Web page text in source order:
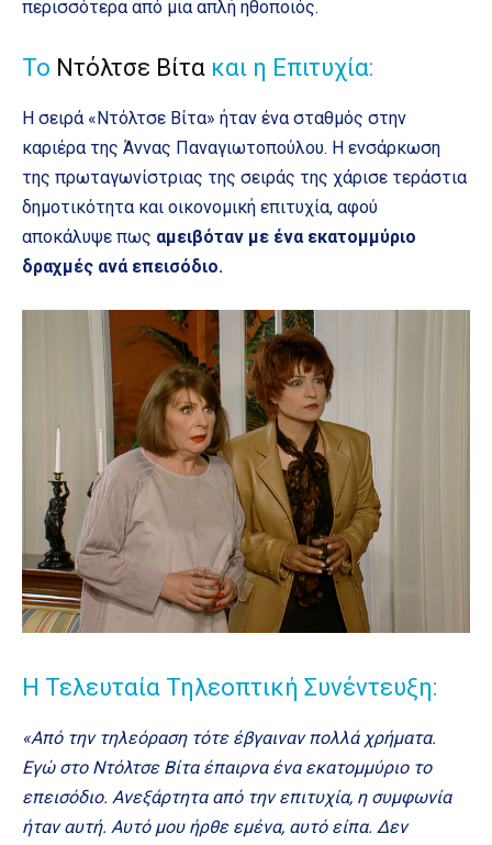
περισσότερα από μια απλή ηθοποιός.
Το Ντόλτσε Βίτα και η Επιτυχία:
Η σειρά «Ντόλτσε Βίτα» ήταν ένα σταθμός στην
καριέρα της Άννας Παναγιωτοπούλου. Η ενσάρκωση
της πρωταγωνίστριας της σειράς της χάρισε τεράστια
δημοτικότητα και οικονομική επιτυχία, αφού
αποκάλυψε πως αμειβόταν με ένα εκατομμύριο
δραχμές ανά επεισόδιο.
Η Τελευταία Τηλεοπτική Συνέντευξη:
«Από την τηλεόραση τότε έβγαιναν πολλά χρήματα.
Εγώ στο Ντόλτσε Βίτα έπαιρνα ένα εκατομμύριο το
επεισόδιο. Ανεξάρτητα από την επιτυχία, η συμφωνία
ήταν αυτή. Αυτό μου ήρθε εμένα, αυτό είπα. Δεν